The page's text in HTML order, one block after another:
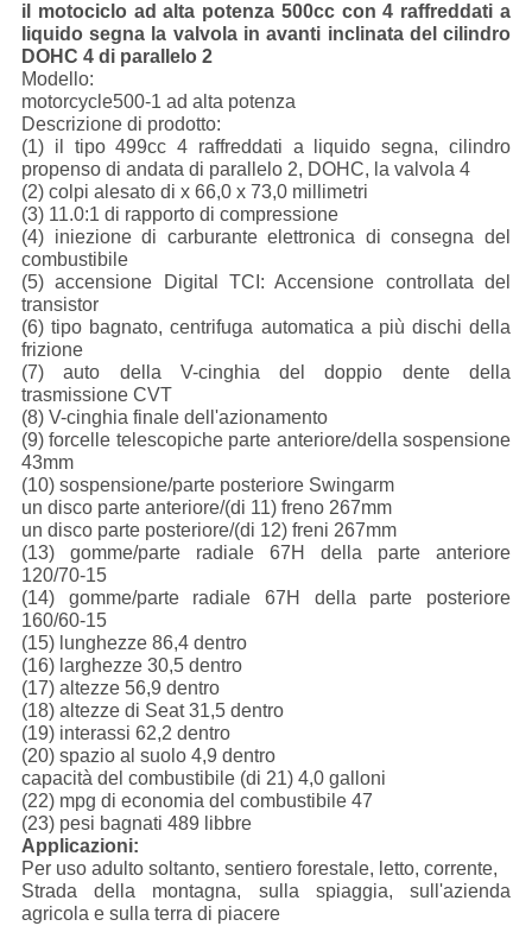
il motociclo ad alta potenza 500cc con 4 raffreddati a
liquido segna la valvola in avanti inclinata del cilindro
DOHC 4 di parallelo 2
Modello:
motorcycle500-1 ad alta potenza
Descrizione di prodotto:
(1) il tipo 499cc 4 raffreddati a liquido segna, cilindro
propenso di andata di parallelo 2, DOHC, la valvola 4
(2) colpi alesato di x 66,0 x 73,0 millimetri
(3) 11.0:1 di rapporto di compressione
(4) iniezione di carburante elettronica di consegna del
combustibile
(5) accensione Digital TCI: Accensione controllata del
transistor
(6) tipo bagnato, centrifuga automatica a più dischi della
frizione
(7) auto della V-cinghia del doppio dente della
trasmissione CVT
(8) V-cinghia finale dell'azionamento
(9) forcelle telescopiche parte anteriore/della sospensione
43mm
(10) sospensione/parte posteriore Swingarm
un disco parte anteriore/(di 11) freno 267mm
un disco parte posteriore/(di 12) freni 267mm
(13) gomme/parte radiale 67H della parte anteriore
120/70-15
(14) gomme/parte radiale 67H della parte posteriore
160/60-15
(15) lunghezze 86,4 dentro
(16) larghezze 30,5 dentro
(17) altezze 56,9 dentro
(18) altezze di Seat 31,5 dentro
(19) interassi 62,2 dentro
(20) spazio al suolo 4,9 dentro
capacità del combustibile (di 21) 4,0 galloni
(22) mpg di economia del combustibile 47
(23) pesi bagnati 489 libbre
Applicazioni:
Per uso adulto soltanto, sentiero forestale, letto, corrente,
Strada della montagna, sulla spiaggia, sull'azienda
agricola e sulla terra di piacere